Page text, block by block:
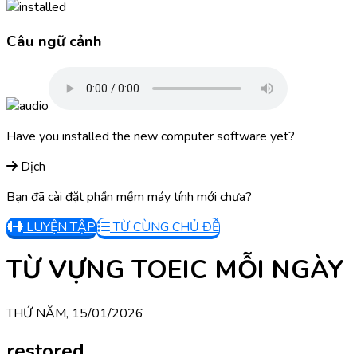
Câu ngữ cảnh
Have you installed the new computer software yet?
Dịch
Bạn đã cài đặt phần mềm máy tính mới chưa?
LUYỆN TẬP
TỪ CÙNG CHỦ ĐỀ
TỪ VỰNG TOEIC MỖI NGÀY
THỨ NĂM, 15/01/2026